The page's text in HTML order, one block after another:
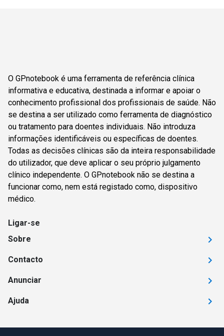
O GPnotebook é uma ferramenta de referência clínica
informativa e educativa, destinada a informar e apoiar o
conhecimento profissional dos profissionais de saúde. Não
se destina a ser utilizado como ferramenta de diagnóstico
ou tratamento para doentes individuais. Não introduza
informações identificáveis ou específicas de doentes.
Todas as decisões clínicas são da inteira responsabilidade
do utilizador, que deve aplicar o seu próprio julgamento
clínico independente. O GPnotebook não se destina a
funcionar como, nem está registado como, dispositivo
médico.
Ligar-se
Sobre
Contacto
Anunciar
Ajuda